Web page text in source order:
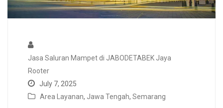
Jasa Saluran Mampet di JABODETABEK Jaya
Rooter
July 7, 2025
Area Layanan, Jawa Tengah, Semarang